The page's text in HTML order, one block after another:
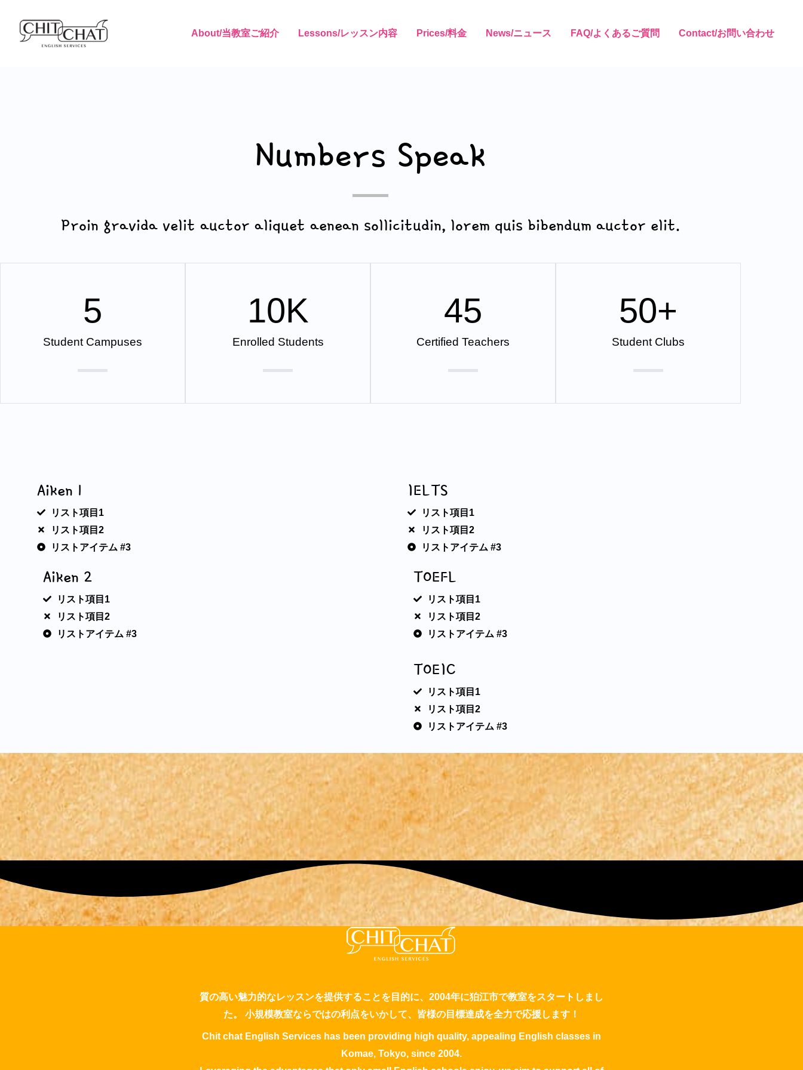
About/当教室ご紹介 Lessons/レッスン内容 Prices/料金 News/ニュース FAQ/よくあるご質問 Contact/お問い合わせ
Numbers Speak
Proin gravida velit auctor aliquet aenean sollicitudin, lorem quis bibendum auctor elit.
Student Campuses
5
Enrolled Students
10K
Certified Teachers
45
Student Clubs
50+
Aiken 1
リスト項目1
リスト項目2
リストアイテム #3
Aiken 2
リスト項目1
リスト項目2
リストアイテム #3
IELTS
リスト項目1
リスト項目2
リストアイテム #3
TOEFL
リスト項目1
リスト項目2
リストアイテム #3
TOEIC
リスト項目1
リスト項目2
リストアイテム #3
質の高い魅力的なレッスンを提供することを目的に、2004年に狛江市で教室をスタートしまし
た。 小規模教室ならではの利点をいかして、皆様の目標達成を全力で応援します！
Chit chat English Services has been providing high quality, appealing English classes in
Komae, Tokyo, since 2004.